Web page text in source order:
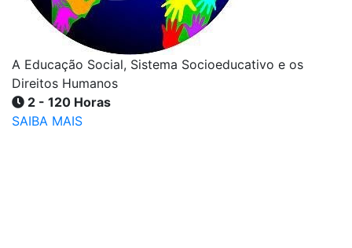
A Educação Social, Sistema Socioeducativo e os
Direitos Humanos
2 - 120 Horas
SAIBA MAIS